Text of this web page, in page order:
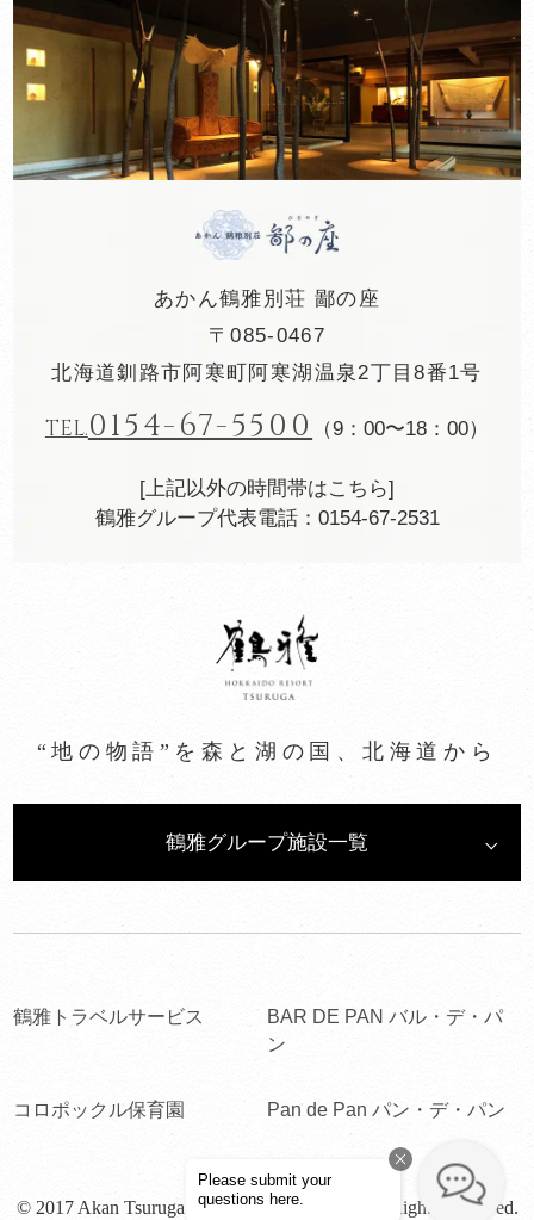
あかん鶴雅別荘 鄙の座
〒085-0467
北海道釧路市阿寒町阿寒湖温泉2丁目8番1号
TEL.0154-67-5500 （9：00〜18：00）
[上記以外の時間帯はこちら]
鶴雅グループ代表電話：0154-67-2531
“地の物語”を森と湖の国、北海道から
鶴雅グループ施設一覧
鶴雅トラベルサービス
BAR DE PAN バル・デ・パ
ン
コロポックル保育園 Pan de Pan パン・デ・パン
© 2017 Akan Tsuruga Bessou HINANOZA. All Rights Reserved.